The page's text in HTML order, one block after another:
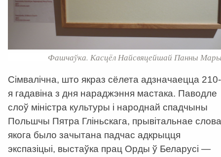
Фашчаўка. Касцёл Найсвяцейшай Панны
Сімвалічна, што якраз сёлета адзначаецца 210-
я гадавіна з дня нараджэння мастака. Паводле
слоў міністра культуры і народнай спадчыны
Польшчы Пятра Гліньскага, прывітальнае слова
якога было зачытана падчас адкрыцця
экспазіцыі, выстаўка прац Орды ў Беларусі —